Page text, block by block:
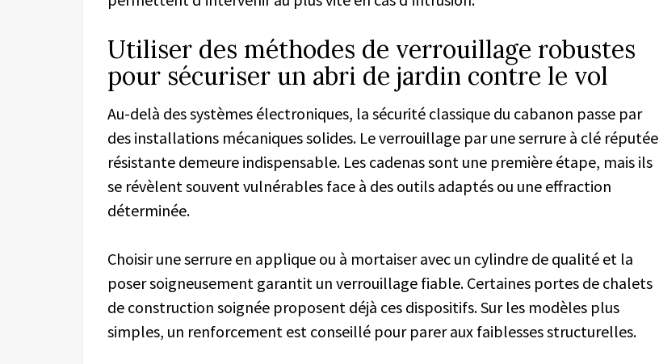
Utiliser des méthodes de verrouillage robustes
pour sécuriser un abri de jardin contre le vol
Au-delà des systèmes électroniques, la sécurité classique du cabanon passe par
des installations mécaniques solides. Le verrouillage par une serrure à clé réputée
résistante demeure indispensable. Les cadenas sont une première étape, mais ils
se révèlent souvent vulnérables face à des outils adaptés ou une effraction
déterminée.
Choisir une serrure en applique ou à mortaiser avec un cylindre de qualité et la
poser soigneusement garantit un verrouillage fiable. Certaines portes de chalets
de construction soignée proposent déjà ces dispositifs. Sur les modèles plus
simples, un renforcement est conseillé pour parer aux faiblesses structurelles.